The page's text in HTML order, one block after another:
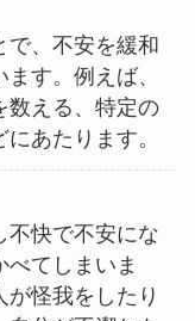
で、不安を緩和
す。例えば、
数える、特定の
あたります。
不快で不安にな
べてしまいま
怪我をしたり